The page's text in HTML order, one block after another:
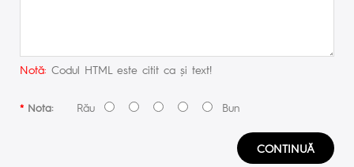
Notă: Codul HTML este citit ca şi text!
Nota:Rău Bun
CONTINUĂ